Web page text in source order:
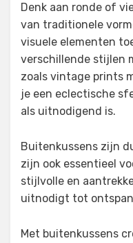
Denk aan ronde of
van traditionele
visuele elementen
verschillende stijlen
zoals vintage prints
je een eclectische
als uitnodigend is.
Buitenkussens zijn
zijn ook essentieel
stijlvolle en
uitnodigt tot
Met buitenkussens